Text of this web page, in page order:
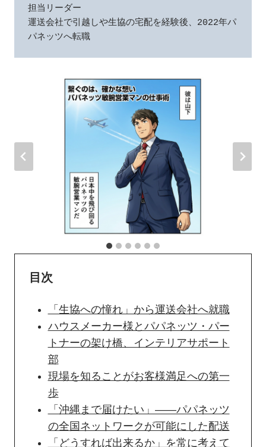
担当リーダー
運送会社で引越しや生協の宅配を経験後、2022年パ
パネッツへ転職
目次
「生協への憧れ」から運送会社へ就職
ハウスメーカー様とパパネッツ・パー
トナーの架け橋、インテリアサポート
部
現場を知ることがお客様満足への第一
歩
「沖縄まで届けたい」――パパネッツ
の全国ネットワークが可能にした配送
「どうすれば出来るか」を常に考えて